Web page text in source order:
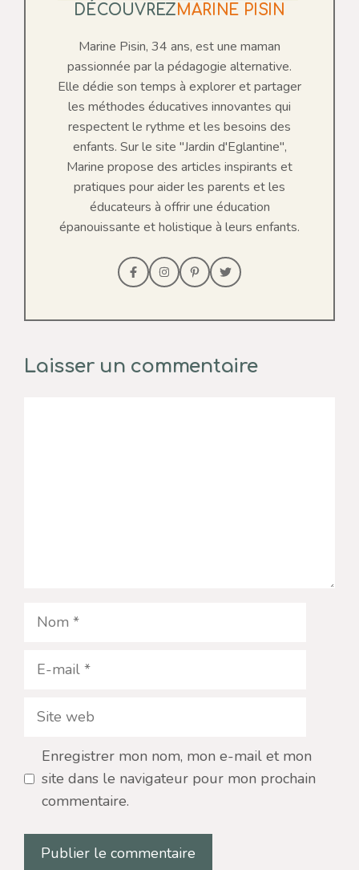
DÉCOUVREZMARINE PISIN
Marine Pisin, 34 ans, est une maman
passionnée par la pédagogie alternative.
Elle dédie son temps à explorer et partager
les méthodes éducatives innovantes qui
respectent le rythme et les besoins des
enfants. Sur le site "Jardin d'Eglantine",
Marine propose des articles inspirants et
pratiques pour aider les parents et les
éducateurs à offrir une éducation
épanouissante et holistique à leurs enfants.
Laisser un commentaire
Nom
E-
Site
Enregistrer mon nom, mon e-mail et mon
site dans le navigateur pour mon prochain
commentaire.